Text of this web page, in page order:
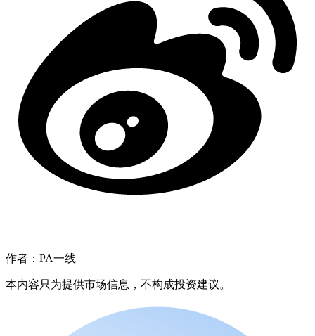
作者：PA一线
本内容只为提供市场信息，不构成投资建议。